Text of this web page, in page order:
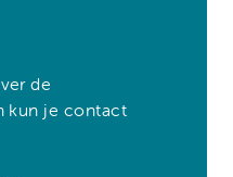
de
kun je contact